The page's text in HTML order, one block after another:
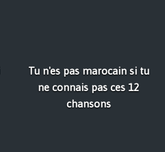
Tu n'es pas marocain si tu
ne connais pas ces 12
chansons